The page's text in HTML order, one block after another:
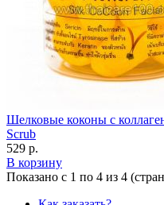
Шелковые коконы с
Scrub
529 р.
В корзину
Показано с 1 по 4 из 4